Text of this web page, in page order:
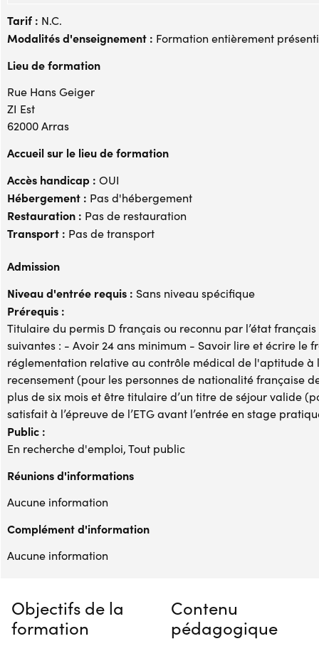
Tarif : N.C.
Modalités d'enseignement : Formation entièrement
Lieu de formation
Rue Hans Geiger
ZI Est
62000 Arras
Accueil sur le lieu de formation
Accès handicap : OUI
Hébergement : Pas d'hébergement
Restauration : Pas de restauration
Transport : Pas de transport
Admission
Niveau d'entrée requis : Sans niveau spécifique
Prérequis :
Titulaire du permis D français ou reconnu par l’état
suivantes : - Avoir 24 ans minimum - Savoir lire et écrire
réglementation relative au contrôle médical de l'aptitude
recensement (pour les personnes de nationalité française
plus de six mois et être titulaire d’un titre de séjour valide
satisfait à l’épreuve de l’ETG avant l’entrée en stage
Public :
En recherche d'emploi, Tout public
Réunions d'informations
Aucune information
Complément d'information
Aucune information
Objectifs de la
formation
Contenu
pédagogique